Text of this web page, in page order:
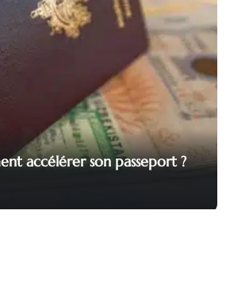
accélérer son passeport ?